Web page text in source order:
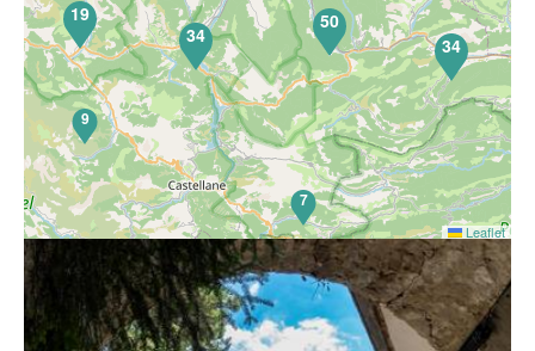
Perched at an altitude of 700 m in the Vaïre valley, Annot
can be discovered through the trades and skills of
yesteryear. Water, an essential resource, was the lifeblood
7
9
19
34
50
34
Leaflet